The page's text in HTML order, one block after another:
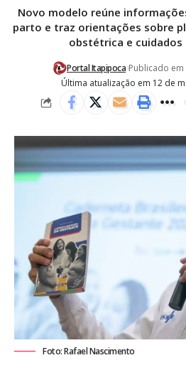
Novo modelo reúne
parto e traz orientações sobre
obstétrica e cuidados
Última atualização em 12 de
Portal Itapipoca Publicado
Foto: Rafael Nascimento